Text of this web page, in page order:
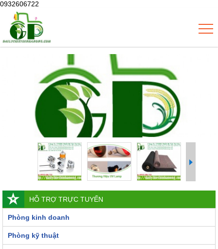
0932606722
HỖ TRỢ TRỰC TUYẾN
Phòng kinh doanh
Phòng kỹ thuật